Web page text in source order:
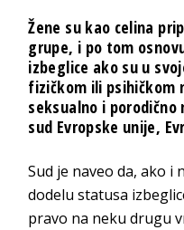
Žene su kao celina
grupe, i po tom
izbeglice ako su u
fizičkom ili psihičkom
seksualno i
sud Evropske unije,
Sud je naveo da, ako i
dodelu statusa
pravo na neku drugu